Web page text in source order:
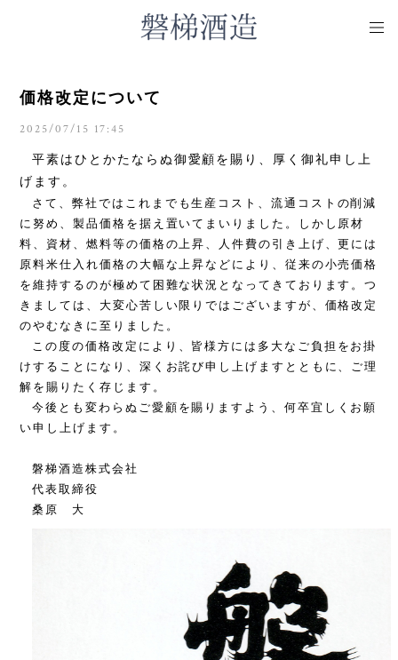
価格改定について
2025/07/15 17:45
平素はひとかたならぬ御愛顧を賜り、厚く御礼申し上
げます。
さて、弊社ではこれまでも生産コスト、流通コストの削減
に努め、製品価格を据え置いてまいりました。しかし原材
料、資材、燃料等の価格の上昇、人件費の引き上げ、更には
原料米仕入れ価格の大幅な上昇などにより、従来の小売価格
を維持するのが極めて困難な状況となってきております。つ
きましては、大変心苦しい限りではございますが、価格改定
のやむなきに至りました。
この度の価格改定により、皆様方には多大なご負担をお掛
けすることになり、深くお詫び申し上げますとともに、ご理
解を賜りたく存じます。
今後とも変わらぬご愛顧を賜りますよう、何卒宜しくお願
い申し上げます。
磐梯酒造株式会社
代表取締役
桑原 大